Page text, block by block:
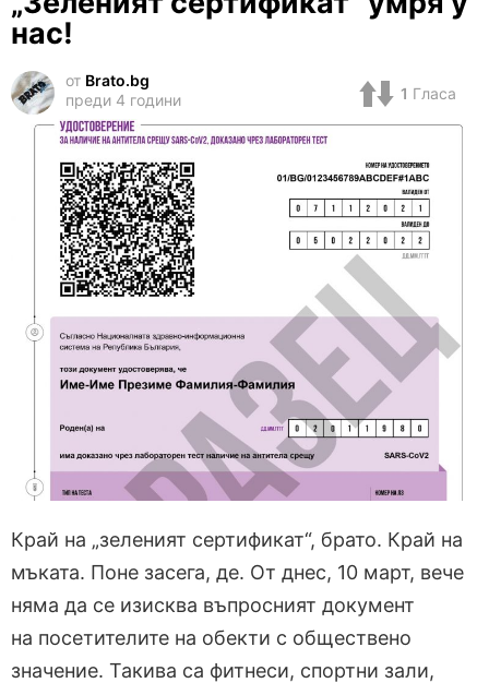
нас!
от Brato.bg
преди 4 години
1 Гласа
Край на „зеленият сертификат“, брато. Край на
мъката. Поне засега, де. От днес, 10 март, вече
няма да се изисква въпросният документ
на посетителите на обекти с обществено
значение. Такива са фитнеси, спортни зали,